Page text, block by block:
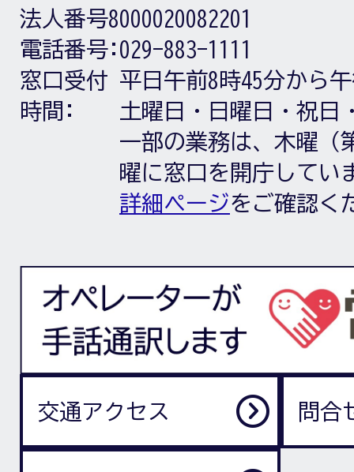
法人番号8000020082201
電話番号: 029-883-1111
窓口受付
時間:
平日午前8時45分から
土曜日・日曜日・祝日
一部の業務は、木曜（
曜に窓口を開庁してい
詳細ページをご確認く
交通アクセス 問合